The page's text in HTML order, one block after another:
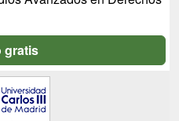
gratis